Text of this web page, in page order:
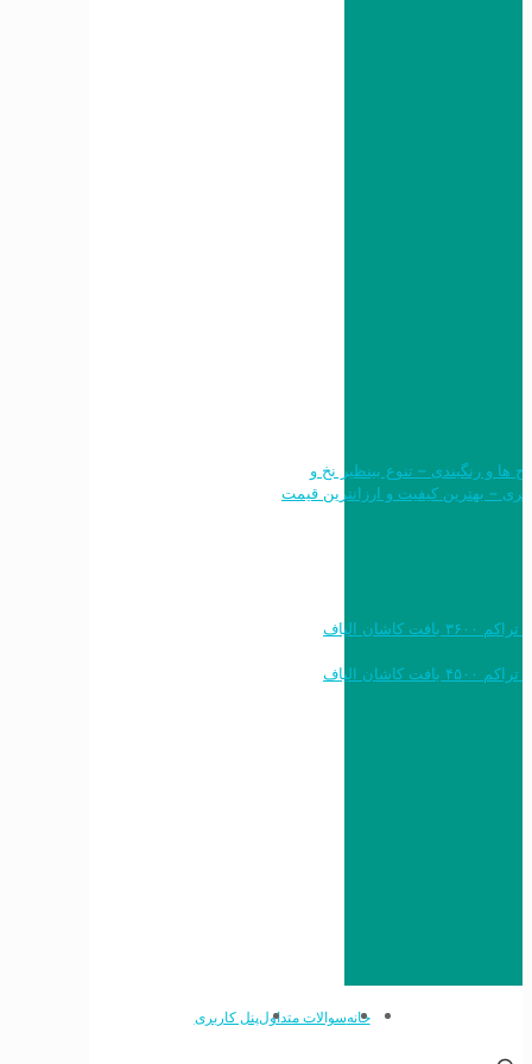
طرح ها و رنگبندی – تنوع بینظیر نخ و
خرید به قیمت فرش ماشینی ۱۲۰۰ شانه تراکم ۳۶۰۰ بافت کاشان الیاف
خرید به قیمت فرش ماشینی ۱۵۰۰ شانه تراکم ۴۵۰۰ بافت کاشان الیاف
خانهسوالات متداولپنل کاربری